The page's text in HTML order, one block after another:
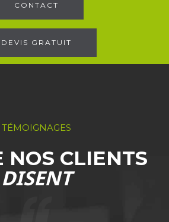
CONTACT
DEVIS GRATUIT
TÉMOIGNAGES
NOS CLIENTS
DISENT